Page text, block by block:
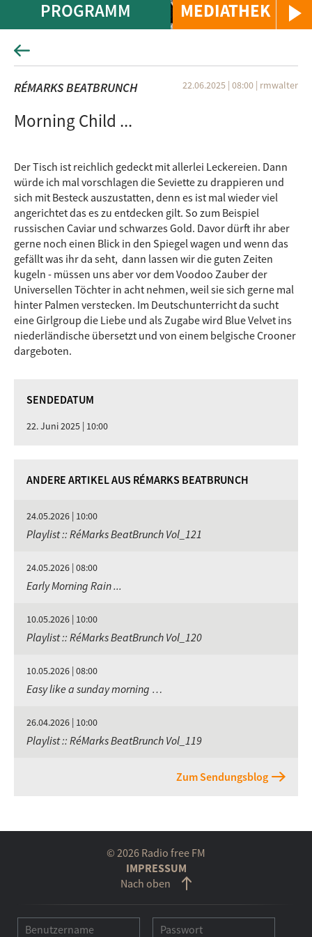
MEDIATHEK
PROGRAMM
RÉMARKS BEATBRUNCH 22.06.2025 | 08:00 | rmwalter
Morning Child ...
Der Tisch ist reichlich gedeckt mit allerlei Leckereien. Dann
würde ich mal vorschlagen die Seviette zu drappieren und
sich mit Besteck auszustatten, denn es ist mal wieder viel
angerichtet das es zu entdecken gilt. So zum Beispiel
russischen Caviar und schwarzes Gold. Davor dürft ihr aber
gerne noch einen Blick in den Spiegel wagen und wenn das
gefällt was ihr da seht, dann lassen wir die guten Zeiten
kugeln - müssen uns aber vor dem Voodoo Zauber der
Universellen Töchter in acht nehmen, weil sie sich gerne mal
hinter Palmen verstecken. Im Deutschunterricht da sucht
eine Girlgroup die Liebe und als Zugabe wird Blue Velvet ins
niederländische übersetzt und von einem belgische Crooner
dargeboten.
SENDEDATUM
22. Juni 2025 | 10:00
ANDERE ARTIKEL AUS RÉMARKS BEATBRUNCH
24.05.2026 | 10:00
Playlist :: RéMarks BeatBrunch Vol_121
24.05.2026 | 08:00
Early Morning Rain ...
10.05.2026 | 10:00
Playlist :: RéMarks BeatBrunch Vol_120
10.05.2026 | 08:00
Easy like a sunday morning …
26.04.2026 | 10:00
Playlist :: RéMarks BeatBrunch Vol_119
Zum Sendungsblog
© 2026 Radio free FM
IMPRESSUM
Nach oben